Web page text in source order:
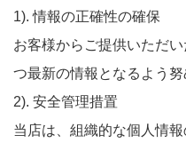
1). 情報の正確性の確保
お客様からご提供いただ
つ最新の情報となるよう努
2). 安全管理措置
当店は、組織的な個人情